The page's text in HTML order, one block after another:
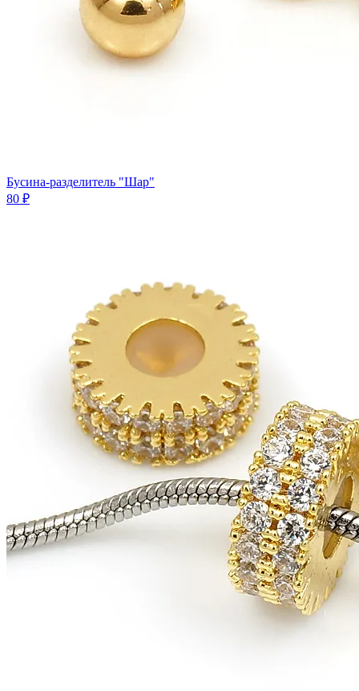
Бусина-разделитель "Шар"
80 ₽